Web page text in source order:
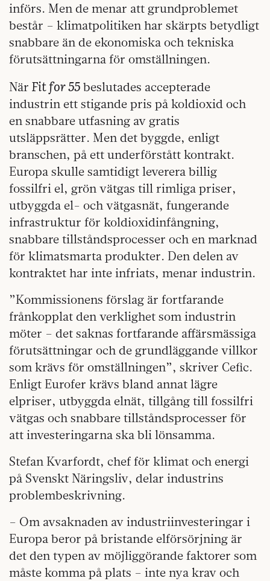
införs. Men de menar att grundproblemet
består – klimatpolitiken har skärpts betydligt
snabbare än de ekonomiska och tekniska
förutsättningarna för omställningen.
När Fit for 55 beslutades accepterade
industrin ett stigande pris på koldioxid och
en snabbare utfasning av gratis
utsläppsrätter. Men det byggde, enligt
branschen, på ett underförstått kontrakt.
Europa skulle samtidigt leverera billig
fossilfri el, grön vätgas till rimliga priser,
utbyggda el- och vätgasnät, fungerande
infrastruktur för koldioxidinfångning,
snabbare tillståndsprocesser och en marknad
för klimatsmarta produkter. Den delen av
kontraktet har inte infriats, menar industrin.
”Kommissionens förslag är fortfarande
frånkopplat den verklighet som industrin
möter – det saknas fortfarande affärsmässiga
förutsättningar och de grundläggande villkor
som krävs för omställningen”, skriver Cefic.
Enligt Eurofer krävs bland annat lägre
elpriser, utbyggda elnät, tillgång till fossilfri
vätgas och snabbare tillståndsprocesser för
att investeringarna ska bli lönsamma.
Stefan Kvarfordt, chef för klimat och energi
på Svenskt Näringsliv, delar industrins
problembeskrivning.
– Om avsaknaden av industriinvesteringar i
Europa beror på bristande elförsörjning är
det den typen av möjliggörande faktorer som
måste komma på plats – inte nya krav och